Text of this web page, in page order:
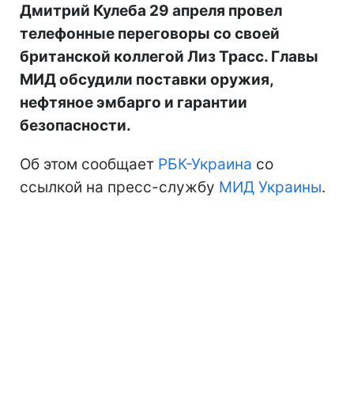
Дмитрий Кулеба 29 апреля провел
телефонные переговоры со своей
британской коллегой Лиз Трасс. Главы
МИД обсудили поставки оружия,
нефтяное эмбарго и гарантии
безопасности.
Об этом сообщает РБК-Украина со
ссылкой на пресс-службу МИД Украины.